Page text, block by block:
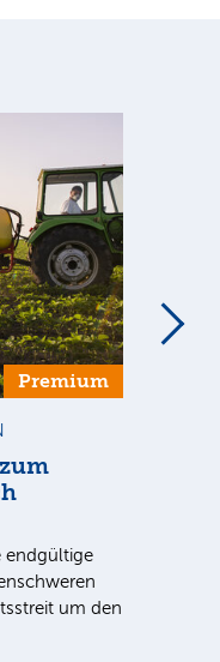
Premium
endgültige
um den